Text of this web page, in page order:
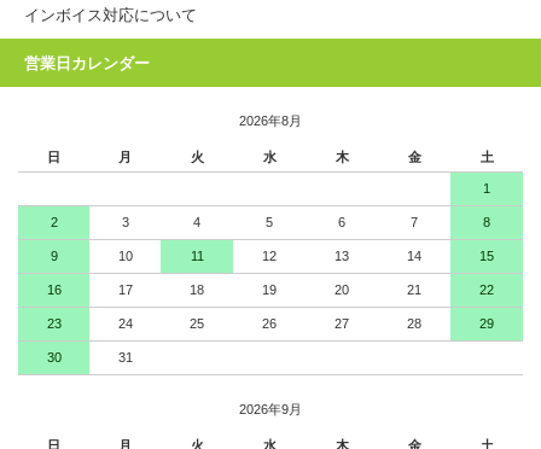
インボイス対応について
営業日カレンダー
2026年8月
日 月 火 水 木 金 土
1
2 3 4 5 6 7 8
9 10 11 12 13 14 15
16 17 18 19 20 21 22
23 24 25 26 27 28 29
30 31
2026年9月
日 月 火 水 木 金 土